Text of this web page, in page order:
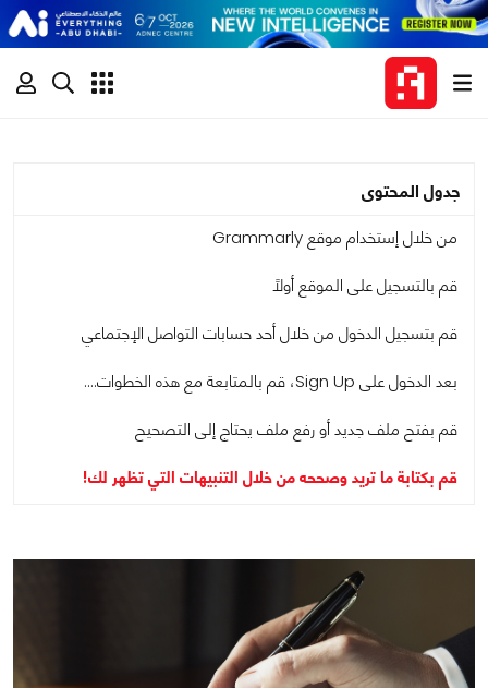
جدول المحتوى
من خلال إستخدام موقع Grammarly
قم بالتسجيل على الموقع أولاً
قم بتسجيل الدخول من خلال أحد حسابات التواصل الإجتماعي
بعد الدخول على Sign Up، قم بالمتابعة مع هذه الخطوات....
قم بفتح ملف جديد أو رفع ملف يحتاج إلى التصحيح
قم بكتابة ما تريد وصححه من خلال التنبيهات التي تظهر لك!